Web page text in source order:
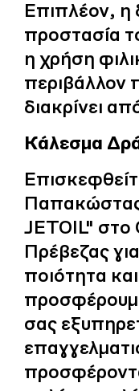
Επιπλέον, η
προστασία
η χρήση
περιβάλλον
διακρίνει
Κάλεσμα
JETOIL" στο
Πρέβεζας
ποιότητα
σας